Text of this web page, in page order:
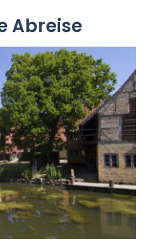
Abreise